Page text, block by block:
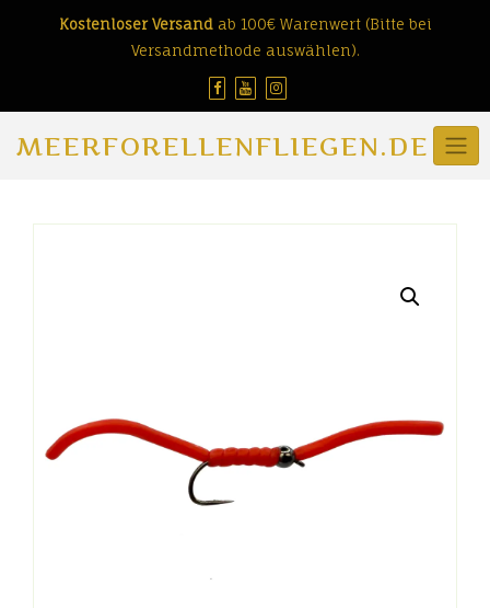
Kostenloser Versandab 100€ Warenwert (Bitte bei
Versandmethode auswählen).
MEERFORELLENFLIEGEN.DE